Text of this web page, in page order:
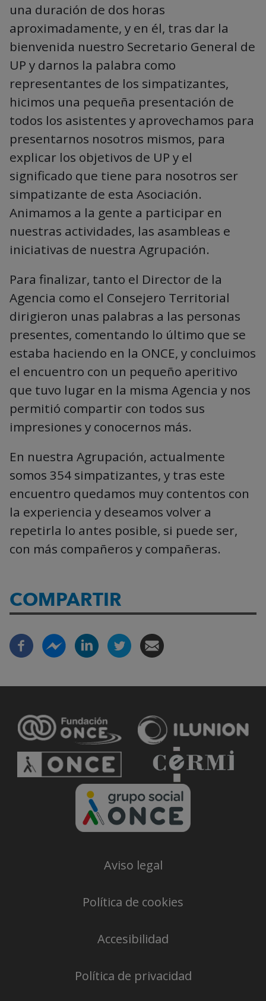
una duración de dos horas
aproximadamente, y en él, tras dar la
bienvenida nuestro Secretario General de
UP y darnos la palabra como
representantes de los simpatizantes,
hicimos una pequeña presentación de
todos los asistentes y aprovechamos para
presentarnos nosotros mismos, para
explicar los objetivos de UP y el
significado que tiene para nosotros ser
simpatizante de esta Asociación.
Animamos a la gente a participar en
nuestras actividades, las asambleas e
iniciativas de nuestra Agrupación.
Para finalizar, tanto el Director de la
Agencia como el Consejero Territorial
dirigieron unas palabras a las personas
presentes, comentando lo último que se
estaba haciendo en la ONCE, y concluimos
el encuentro con un pequeño aperitivo
que tuvo lugar en la misma Agencia y nos
permitió compartir con todos sus
impresiones y conocernos más.
En nuestra Agrupación, actualmente
somos 354 simpatizantes, y tras este
encuentro quedamos muy contentos con
la experiencia y deseamos volver a
repetirla lo antes posible, si puede ser,
con más compañeros y compañeras.
COMPARTIR
Aviso legal
Política de cookies
Accesibilidad
Política de privacidad